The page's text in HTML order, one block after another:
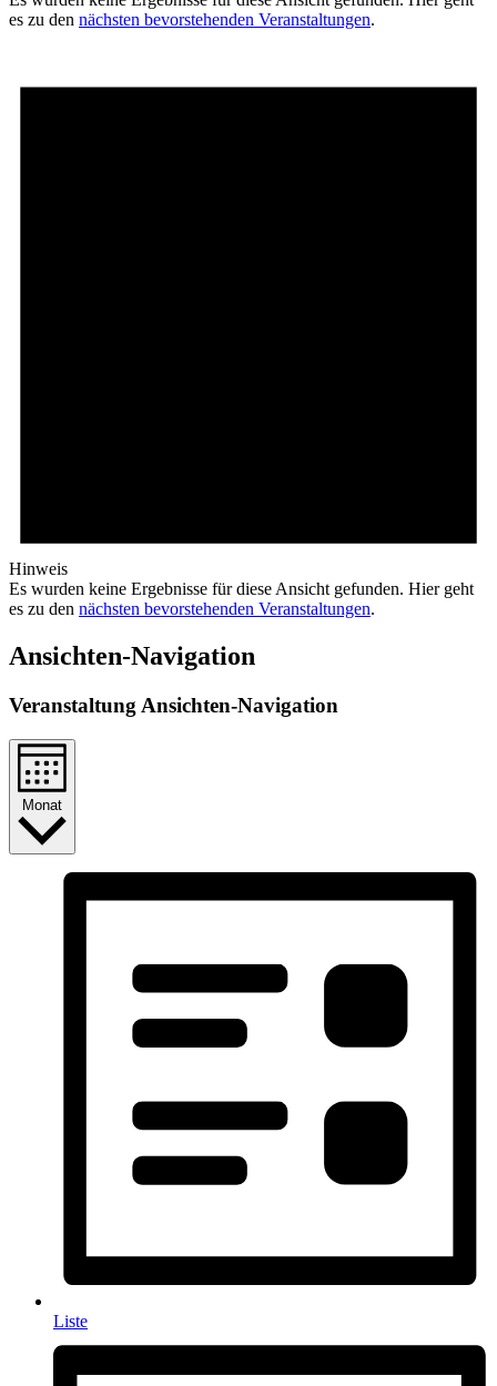
es zu den nächsten bevorstehenden Veranstaltungen.
Hinweis
Es wurden keine Ergebnisse für diese Ansicht gefunden. Hier geht
es zu den nächsten bevorstehenden Veranstaltungen.
Ansichten-Navigation
Veranstaltung Ansichten-Navigation
Monat
Liste